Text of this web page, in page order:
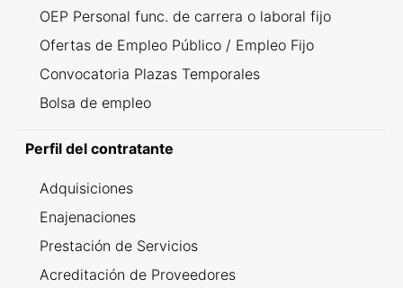
OEP Personal func. de carrera o laboral fijo
Ofertas de Empleo Público / Empleo Fijo
Convocatoria Plazas Temporales
Bolsa de empleo
Perfil del contratante
Adquisiciones
Enajenaciones
Prestación de Servicios
Acreditación de Proveedores